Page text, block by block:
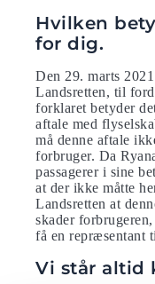
Hvilken
for dig.
Den 29. marts
Landsretten, til
forklaret betyder
aftale med
må denne aftale
forbruger. Da
passagerer i sine
at der ikke måtte
Landsretten at
skader
få en repræsentant
Vi står altid